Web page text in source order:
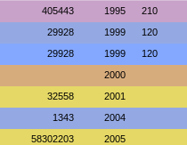
405443 1995 210
29928 1999 120
29928 1999 120
2000
32558 2001
1343 2004
58302203 2005